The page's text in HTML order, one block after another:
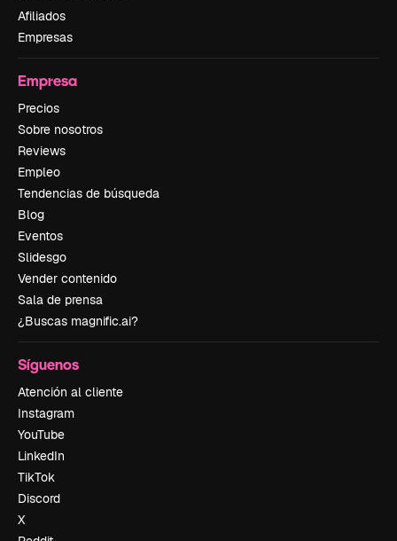
Afiliados
Empresas
Empresa
Precios
Sobre nosotros
Reviews
Empleo
Tendencias de búsqueda
Blog
Eventos
Slidesgo
Vender contenido
Sala de prensa
¿Buscas magnific.ai?
Síguenos
Atención al cliente
Instagram
YouTube
LinkedIn
TikTok
Discord
X